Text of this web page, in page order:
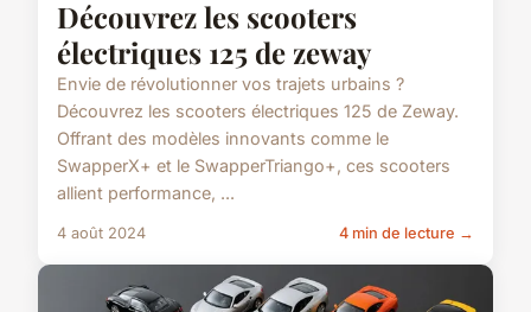
Découvrez les scooters
électriques 125 de zeway
Envie de révolutionner vos trajets urbains ?
Découvrez les scooters électriques 125 de Zeway.
Offrant des modèles innovants comme le
SwapperX+ et le SwapperTriango+, ces scooters
allient performance, ...
4 août 2024 4 min de lecture →